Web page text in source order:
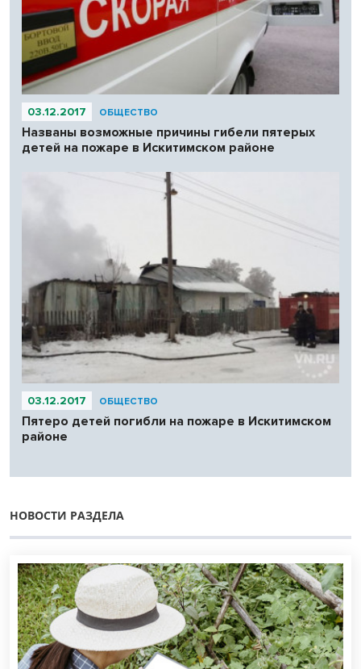
03.12.2017 ОБЩЕСТВО
Названы возможные причины гибели пятерых
детей на пожаре в Искитимском районе
03.12.2017 ОБЩЕСТВО
Пятеро детей погибли на пожаре в Искитимском
районе
НОВОСТИ РАЗДЕЛА